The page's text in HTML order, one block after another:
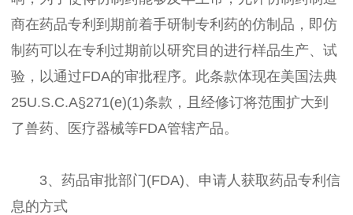
商在药品专利到期前着手研制专利药的仿制品，即仿
制药可以在专利过期前以研究目的进行样品生产、试
验，以通过FDA的审批程序。此条款体现在美国法典
25U.S.C.A§271(e)(1)条款，且经修订将范围扩大到
了兽药、医疗器械等FDA管辖产品。
3、药品审批部门(FDA)、申请人获取药品专利信
息的方式